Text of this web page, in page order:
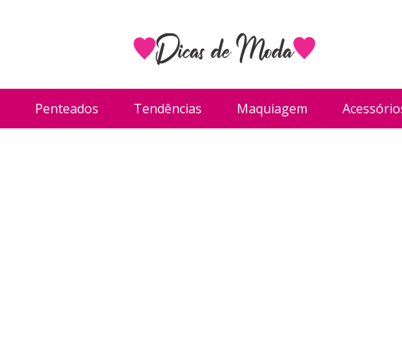
Penteados Tendências Maquiagem